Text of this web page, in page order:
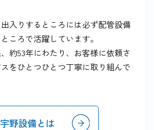
入りするところには必ず配管設備
ころで活躍しています。
約53年にわたり、お客様に依頼さ
をひとつひとつ丁寧に取り組んで
宇野設備とは